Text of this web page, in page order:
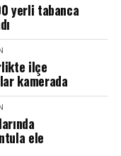
yerli tabanca
ilçe
kamerada
ele